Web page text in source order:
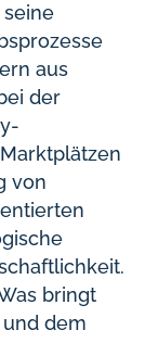
seine
aus
der
von
bringt
dem